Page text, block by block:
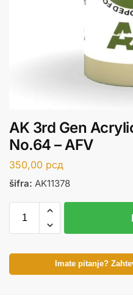
AK 3rd Gen
No.64 – AFV
350,00 рсд
šifra: AK11378
Imate pitanje?